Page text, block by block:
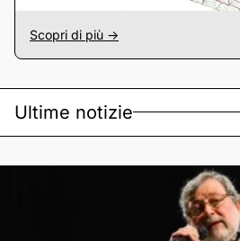
Scopri di più ->
Ultime notizie